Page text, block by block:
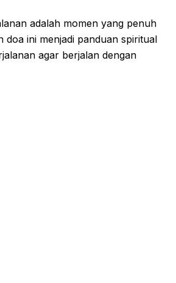
adalah momen yang penuh
doa ini menjadi panduan spiritual
agar berjalan dengan